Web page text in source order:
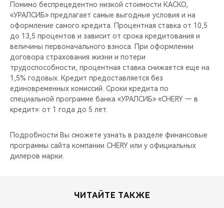
Помимо беспрецедентно низкой стоимости КАСКО,
«УРАЛСИБ» предлагает самые выгодные условия и на
оформление самого кредита. Процентная ставка от 10,5
до 13,5 процентов и зависит от срока кредитования и
величины первоначального взноса. При оформлении
договора страхования жизни и потери
трудоспособности, процентная ставка снижается еще на
1,5% годовых. Кредит предоставляется без
единовременных комиссий. Сроки кредита по
специальной программе банка «УРАЛСИБ» «CHERY — в
кредит»: от 1 года до 5 лет.
Подробности Вы сможете узнать в разделе финансовые
программы сайта компании CHERY или у официальных
дилеров марки.
ЧИТАЙТЕ ТАКЖЕ